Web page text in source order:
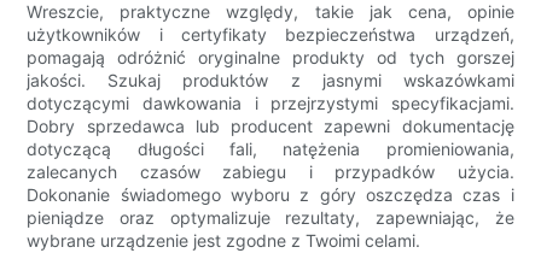
Wreszcie, praktyczne względy, takie jak cena, opinie
użytkowników i certyfikaty bezpieczeństwa urządzeń,
pomagają odróżnić oryginalne produkty od tych gorszej
jakości. Szukaj produktów z jasnymi wskazówkami
dotyczącymi dawkowania i przejrzystymi specyfikacjami.
Dobry sprzedawca lub producent zapewni dokumentację
dotyczącą długości fali, natężenia promieniowania,
zalecanych czasów zabiegu i przypadków użycia.
Dokonanie świadomego wyboru z góry oszczędza czas i
pieniądze oraz optymalizuje rezultaty, zapewniając, że
wybrane urządzenie jest zgodne z Twoimi celami.